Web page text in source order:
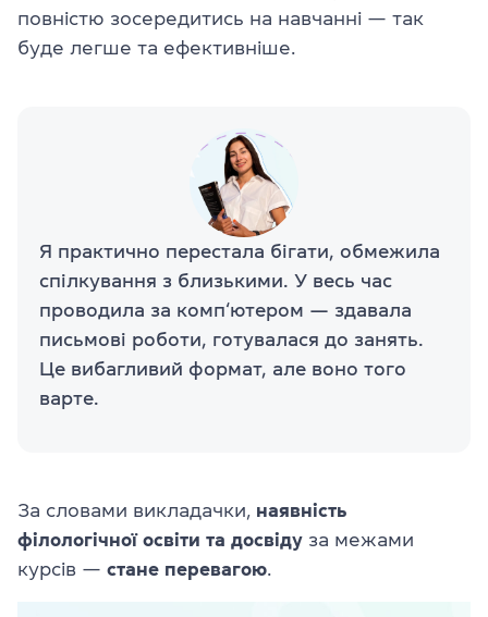
повністю зосередитись на навчанні — так
буде легше та ефективніше.
Я практично перестала бігати, обмежила
спілкування з близькими. У весь час
проводила за комп‘ютером — здавала
письмові роботи, готувалася до занять.
Це вибагливий формат, але воно того
варте.
За словами викладачки, наявність
філологічної освіти та досвіду за межами
курсів — стане перевагою.